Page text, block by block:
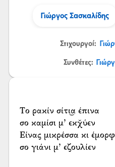
Γιώργος Σασκαλίδης
Στιχουργοί:
Συνθέτες:
Το ρακίν σίτι͜α έπινα
σο καμίσι μ’ εκχ̌ύεν
Είνας μικρέσσα κι
σο γιάνι μ’ εζουλίεν